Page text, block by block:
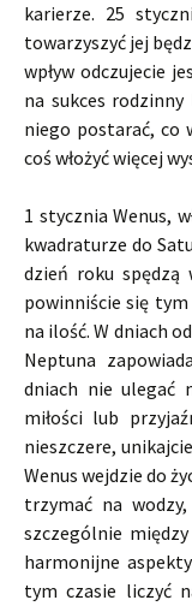
karierze. 25
towarzyszyć jej
wpływ odczujecie
na sukces
niego postarać, co
coś włożyć więcej
1 stycznia Wenus,
kwadraturze do
dzień roku spędzą
powinniście się
na ilość. W dniach
Neptuna
dniach nie ulegać
miłości lub
nieszczere,
Wenus wejdzie do
trzymać na
szczególnie
harmonijne
tym czasie liczyć